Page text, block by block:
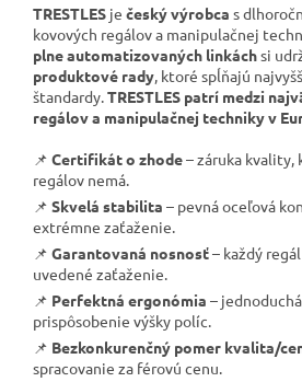
TRESTLES je český výrobca s
kovových regálov a manipulačnej
plne automatizovaných linkáchsi
produktové rady , ktoré spĺňajú
štandardy. TRESTLES patrí medzi
regálov a manipulačnej techniky v
📌 Certifikát o zhode– záruka kvality,
regálov nemá.
📌 Skvelá stabilita – pevná oceľová
extrémne zaťaženie.
📌 Garantovaná nosnosť– každý
uvedené zaťaženie.
📌 Perfektná ergonómia –
prispôsobenie výšky políc.
📌 Bezkonkurenčný pomer kvalita/
spracovanie za férovú cenu.